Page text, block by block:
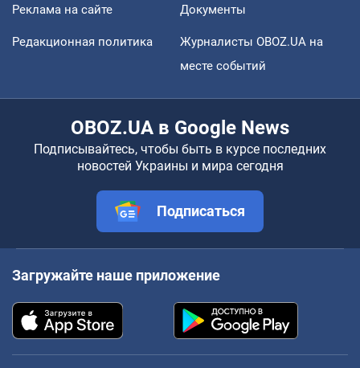
Реклама на сайте Документы
Редакционная политика
Журналисты OBOZ.UA на
месте событий
OBOZ.UA в Google News
Подписывайтесь, чтобы быть в курсе последних
новостей Украины и мира сегодня
Подписаться
Загружайте наше приложение